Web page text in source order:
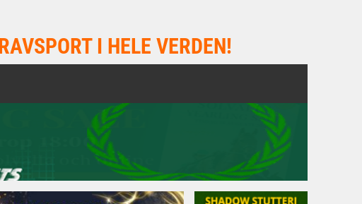
I HELE VERDEN!